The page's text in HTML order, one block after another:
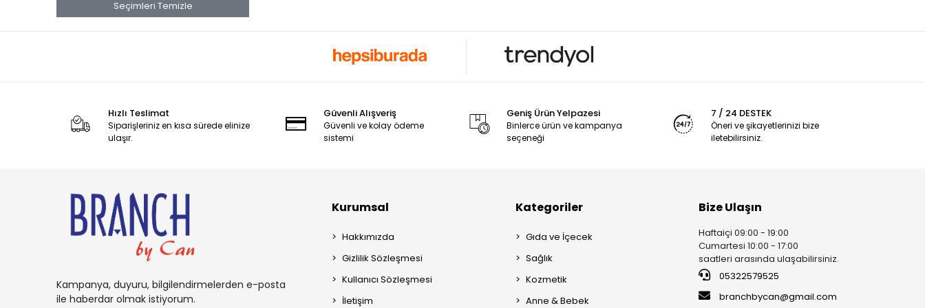
banana
Banana Boat
bluey
BURT'S
Cadbury
CARAMİA
Seçimleri Temizle
Hızlı Teslimat
Siparişleriniz en kısa sürede elinize
ulaşır.
Güvenli Alışveriş
Güvenli ve kolay ödeme
sistemi
Geniş Ürün Yelpazesi
Binlerce ürün ve kampanya
seçeneği
7 / 24 DESTEK
Öneri ve şikayetlerinizi bize
iletebilirsiniz.
Kampanya, duyuru, bilgilendirmelerden e-posta
ile haberdar olmak istiyorum.
Kurumsal
Hakkımızda
Gizlilik Sözleşmesi
Kullanıcı Sözleşmesi
İletişim
Kategoriler
Gıda ve İçecek
Sağlık
Kozmetik
Anne & Bebek
Bize Ulaşın
Haftaiçi 09:00 - 19:00
Cumartesi 10:00 - 17:00
saatleri arasında ulaşabilirsiniz.
05322579525
branchbycan@gmail.com